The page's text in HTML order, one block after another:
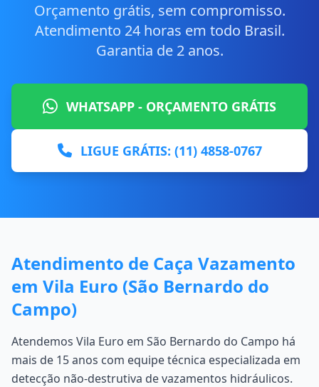
Orçamento grátis, sem compromisso.
Atendimento 24 horas em todo Brasil.
Garantia de 2 anos.
WHATSAPP - ORÇAMENTO GRÁTIS
LIGUE GRÁTIS: (11) 4858-0767
Atendimento de Caça Vazamento
em Vila Euro (São Bernardo do
Campo)
Atendemos Vila Euro em São Bernardo do Campo há
mais de 15 anos com equipe técnica especializada em
detecção não-destrutiva de vazamentos hidráulicos.